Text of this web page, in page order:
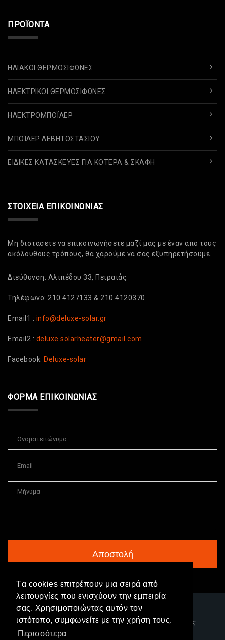
Tα cookies επιτρέπουν μια σειρά από
λειτουργίες που ενισχύουν την εμπειρία
σας. Χρησιμοποιώντας αυτόν τον
ιστότοπο, συμφωνείτε με την χρήση τους.
Περισσότερα
ΠΡΟΪΌΝΤΑ
ΗΛΙΑΚΟΊ ΘΕΡΜΟΣΊΦΩΝΕΣ
ΗΛΕΚΤΡΙΚΟΊ ΘΕΡΜΟΣΊΦΩΝΕΣ
ΗΛΕΚΤΡΟΜΠΌΪΛΕΡ
ΜΠΌΪΛΕΡ ΛΕΒΗΤΟΣΤΑΣΊΟΥ
ΕΙΔΙΚΈΣ ΚΑΤΑΣΚΕΥΈΣ ΓΙΑ ΚΌΤΕΡΑ & ΣΚΆΦΗ
ΣΤΟΙΧΕΊΑ ΕΠΙΚΟΙΝΩΝΊΑΣ
Μη διστάσετε να επικοινωνήσετε μαζί μας με έναν απο τους
ακόλουθους τρόπους, θα χαρούμε να σας εξυπηρετήσουμε.
Διεύθυνση: Αλιπέδου 33, Πειραιάς
Τηλέφωνο: 210 4127133 & 210 4120370
Email1 : info@deluxe-solar.gr
Email2 : deluxe.solarheater@gmail.com
Facebook: Deluxe-solar
ΦΌΡΜΑ ΕΠΙΚΟΙΝΩΝΊΑΣ
| Δήλωση Προστασίας
Δεδομένων